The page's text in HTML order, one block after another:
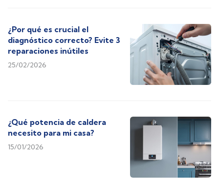
¿Por qué es crucial el
diagnóstico correcto? Evite 3
reparaciones inútiles
25/02/2026
¿Qué potencia de caldera
necesito para mi casa?
15/01/2026